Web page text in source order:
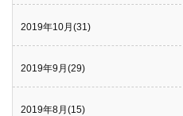
2019年10月(31)
2019年9月(29)
2019年8月(15)